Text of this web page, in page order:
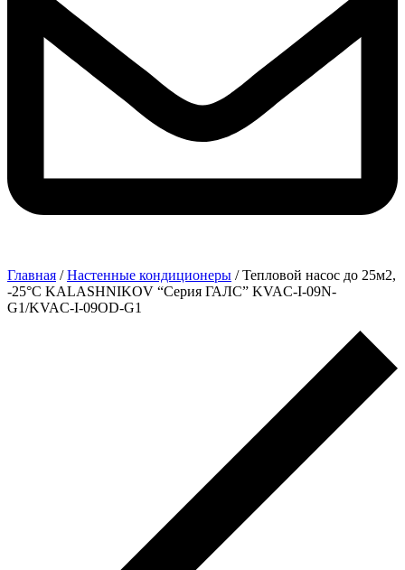
Главная /Настенные кондиционеры / Тепловой насос до 25м2,
-25°C KALASHNIKOV “Серия ГАЛС” KVAC-I-09N-
G1/KVAC-I-09OD-G1